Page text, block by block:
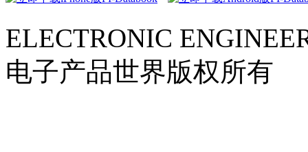
ELECTRONIC
电子产品世界版权所有